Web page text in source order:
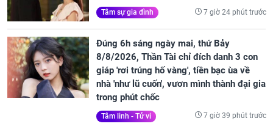
Tâm sự gia đình 7 giờ 24 phút trước
Đúng 6h sáng ngày mai, thứ Bảy
8/8/2026, Thần Tài chỉ đích danh 3 con
giáp 'rơi trúng hố vàng', tiền bạc ùa về
nhà 'như lũ cuốn', vươn mình thành đại gia
trong phút chốc
Tâm linh - Tử vi 7 giờ 39 phút trước